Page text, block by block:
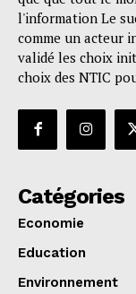
l'information Le
comme un acteur
validé les choix
choix des NTIC
Catégories
Economie
Education
Environnement